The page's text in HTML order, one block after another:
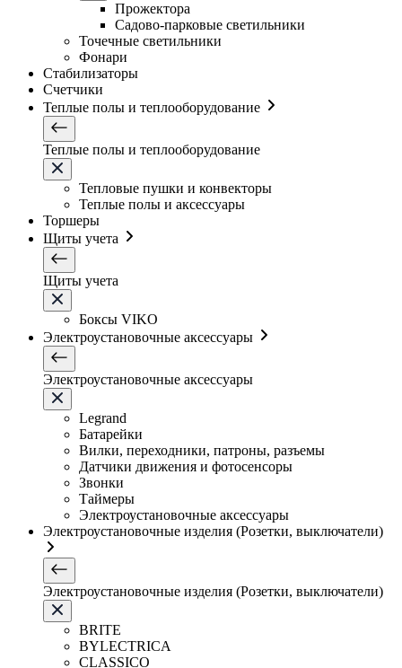
Прожектора
Садово-парковые светильники
Точечные светильники
Фонари
Стабилизаторы
Счетчики
Теплые полы и теплооборудование
Теплые полы и теплооборудование
Тепловые пушки и конвекторы
Теплые полы и аксессуары
Торшеры
Щиты учета
Щиты учета
Боксы VIKO
Электроустановочные аксессуары
Электроустановочные аксессуары
Legrand
Батарейки
Вилки, переходники, патроны, разъемы
Датчики движения и фотосенсоры
Звонки
Таймеры
Электроустановочные аксессуары
Электроустановочные изделия (Розетки, выключатели)
Электроустановочные изделия (Розетки, выключатели)
BRITE
BYLECTRICA
CLASSICO